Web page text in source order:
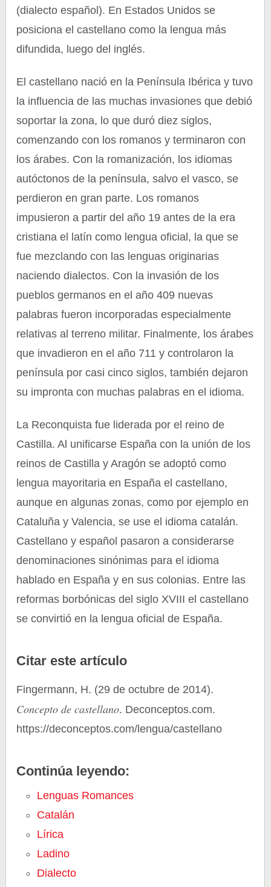
(dialecto español). En Estados Unidos se
posiciona el castellano como la lengua más
difundida, luego del inglés.
El castellano nació en la Península Ibérica y tuvo
la influencia de las muchas invasiones que debió
soportar la zona, lo que duró diez siglos,
comenzando con los romanos y terminaron con
los árabes. Con la romanización, los idiomas
autóctonos de la península, salvo el vasco, se
perdieron en gran parte. Los romanos
impusieron a partir del año 19 antes de la era
cristiana el latín como lengua oficial, la que se
fue mezclando con las lenguas originarias
naciendo dialectos. Con la invasión de los
pueblos germanos en el año 409 nuevas
palabras fueron incorporadas especialmente
relativas al terreno militar. Finalmente, los árabes
que invadieron en el año 711 y controlaron la
península por casi cinco siglos, también dejaron
su impronta con muchas palabras en el idioma.
La Reconquista fue liderada por el reino de
Castilla. Al unificarse España con la unión de los
reinos de Castilla y Aragón se adoptó como
lengua mayoritaria en España el castellano,
aunque en algunas zonas, como por ejemplo en
Cataluña y Valencia, se use el idioma catalán.
Castellano y español pasaron a considerarse
denominaciones sinónimas para el idioma
hablado en España y en sus colonias. Entre las
reformas borbónicas del siglo XVIII el castellano
se convirtió en la lengua oficial de España.
Citar este artículo
Fingermann, H. (29 de octubre de 2014).
Concepto de castellano. Deconceptos.com.
https://deconceptos.com/lengua/castellano
Continúa leyendo:
Lenguas Romances
Catalán
Lírica
Ladino
Dialecto